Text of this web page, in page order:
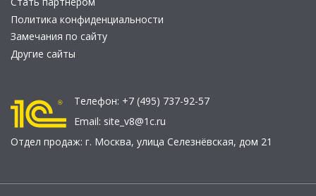
Политика конфиденциальности
Замечания по сайту
Другие сайты
Телефон: +7 (495) 737-92-57
Email: site_v8@1c.ru
Отдел продаж: г. Москва, улица Селезнёвская, дом 21